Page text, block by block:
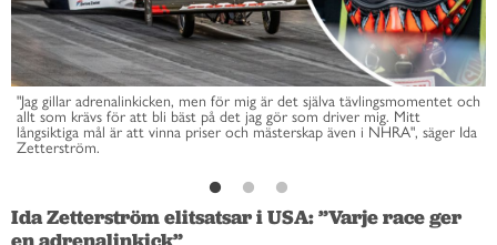
"Jag gillar adrenalinkicken, men för mig är det själva tävlingsmomentet och
allt som krävs för att bli bäst på det jag gör som driver mig. Mitt
långsiktiga mål är att vinna priser och mästerskap även i NHRA", säger Ida
Zetterström.
Ida Zetterström elitsatsar i USA: ”Varje race ger